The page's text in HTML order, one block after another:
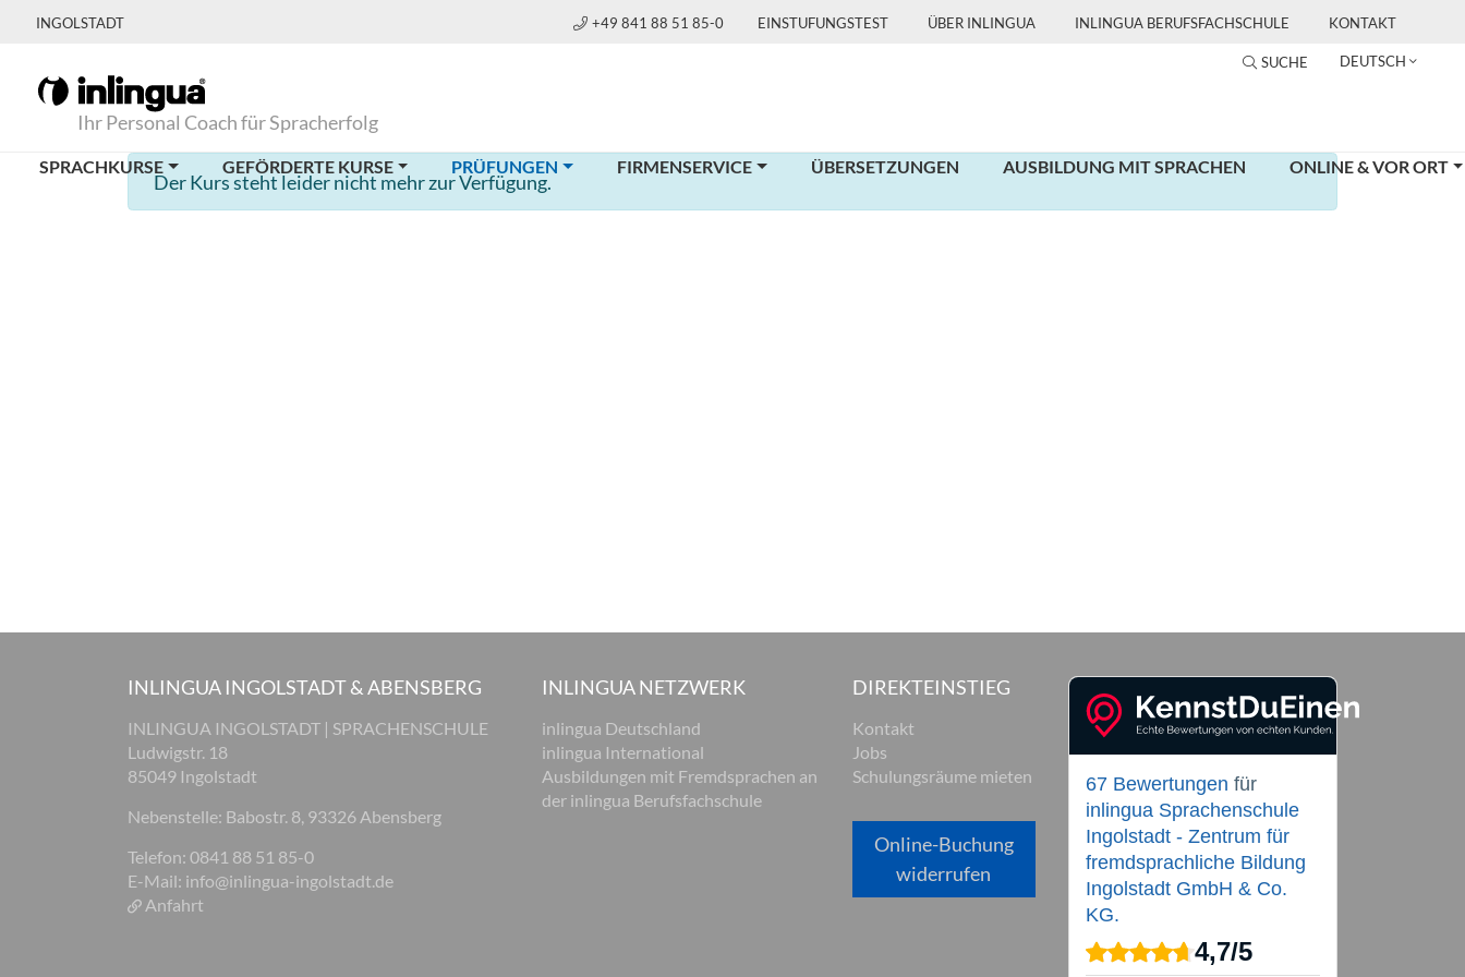
INGOLSTADT +49 841 88 51 85-0 EINSTUFUNGSTEST ÜBER INLINGUA INLINGUA BERUFSFACHSCHULE KONTAKT
SUCHE DEUTSCH
Ihr Personal Coach für Spracherfolg
SPRACHKURSE GEFÖRDERTE KURSE PRÜFUNGEN (CURRENT)FIRMENSERVICE ÜBERSETZUNGEN AUSBILDUNG MIT SPRACHEN ONLINE & VOR ORT
Der Kurs steht leider nicht mehr zur Verfügung.
INLINGUA INGOLSTADT & ABENSBERG
INLINGUA INGOLSTADT | SPRACHENSCHULE
Ludwigstr. 18
85049 Ingolstadt
Nebenstelle: Babostr. 8, 93326 Abensberg
Telefon: 0841 88 51 85-0
E-Mail: info@inlingua-ingolstadt.de
Anfahrt
INLINGUA NETZWERK
inlingua Deutschland
inlingua International
Ausbildungen mit Fremdsprachen an
der inlingua Berufsfachschule
DIREKTEINSTIEG
Kontakt
Jobs
Schulungsräume mieten
Online-Buchung
widerrufen
67 Bewertungen für
inlingua Sprachenschule
Ingolstadt - Zentrum für
fremdsprachliche Bildung
Ingolstadt GmbH & Co.
KG.
4,7/5